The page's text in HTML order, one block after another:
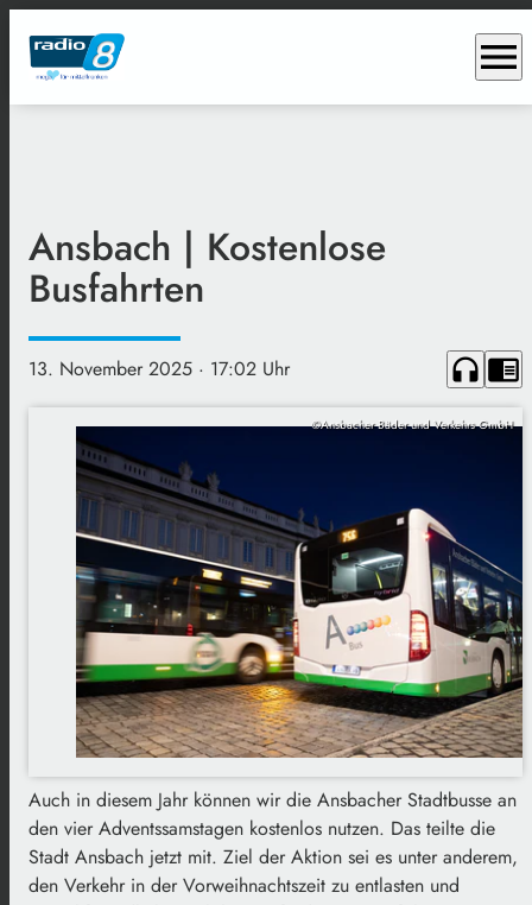
menu
Ansbach | Kostenlose
Busfahrten
13. November 2025 · 17:02 Uhr headphones chrome_reader_mode
©Ansbacher Bäder und Verkehrs GmbH
Auch in diesem Jahr können wir die Ansbacher Stadtbusse an
den vier Adventssamstagen kostenlos nutzen. Das teilte die
Stadt Ansbach jetzt mit. Ziel der Aktion sei es unter anderem,
den Verkehr in der Vorweihnachtszeit zu entlasten und